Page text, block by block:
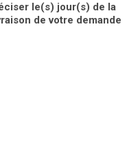
le(s) jour(s) de la
de votre demande